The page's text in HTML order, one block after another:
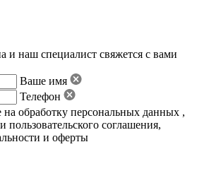
и наш специалист свяжется с вами
Ваше имя
Телефон
на обработку персональных данных ,
пользовательского соглашения,
и оферты